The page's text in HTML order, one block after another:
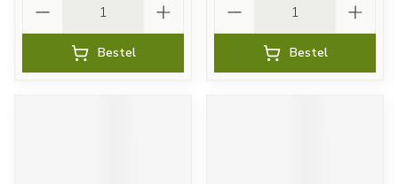
Bestel Bestel